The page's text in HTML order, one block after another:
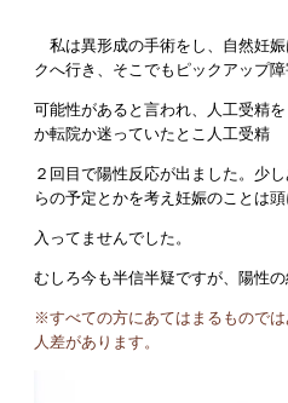
私は異形成の手術をし、自然妊
クへ行き、そこでもピックアップ
可能性があると言われ、人工受精
か転院か迷っていたとこ人工受精
２回目で陽性反応が出ました。少
らの予定とかを考え妊娠のことは頭
入ってませんでした。
むしろ今も半信半疑ですが、陽性
※すべての方にあてはまるもので
人差があります。